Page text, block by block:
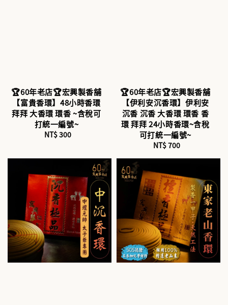
🏆60年老店🏆宏興製香舖
【富貴香環】48小時香環
拜拜 大香環 環香 ~含稅可
打統一編號~
Regular
NT$ 300
🏆60年老店🏆宏興製香舖
【伊利安沉香環】伊利安
沉香 沉香 大香環 環香 香
環 拜拜 24小時香環~含稅
可打統一編號~
Regular
price
NT$ 700